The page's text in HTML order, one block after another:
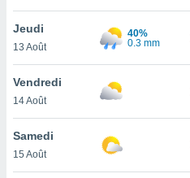
le
ainsi
un
la
du
Jeudi
13 Août
40%
0.3 mm
Vendredi
14 Août
Samedi
15 Août